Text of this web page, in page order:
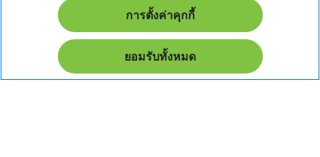
e
n
d
d
n
News & Promotion
Promotion
การตั้งค่าคุกกี้
ยอมรับทั้งหมด